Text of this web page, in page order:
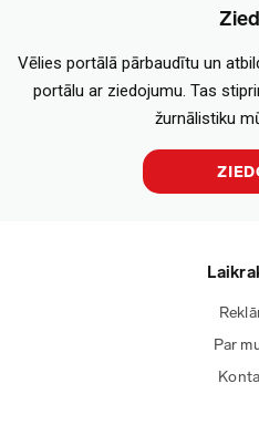
Vēlies portālā pārbaudītu un
portālu ar ziedojumu. Tas
žurnālistiku
Par